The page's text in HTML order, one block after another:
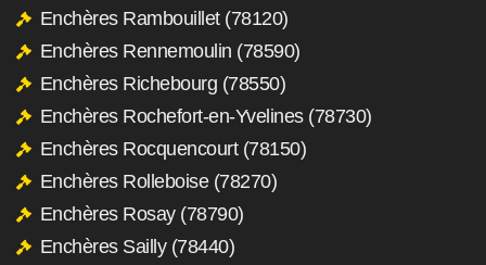
Enchères Rambouillet (78120)
Enchères Rennemoulin (78590)
Enchères Richebourg (78550)
Enchères Rochefort-en-Yvelines (78730)
Enchères Rocquencourt (78150)
Enchères Rolleboise (78270)
Enchères Rosay (78790)
Enchères Sailly (78440)